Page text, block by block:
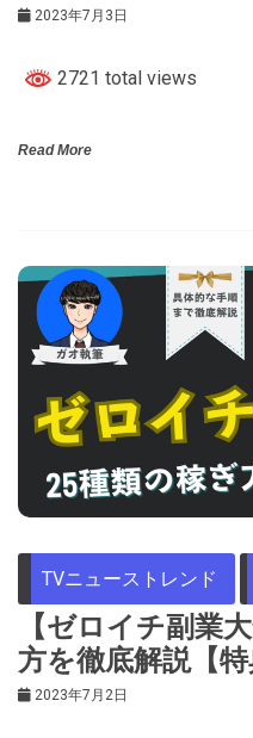
2023年7月3日
2721 total views
Read More
TVニューストレンド
【ゼロイチ副業
方を徹底解説【特
2023年7月2日